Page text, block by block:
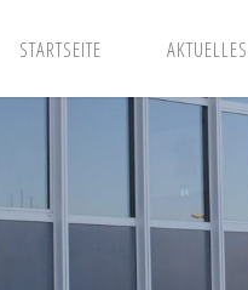
STARTSEITE